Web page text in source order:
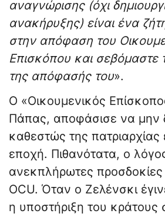
αναγνώρισης (όχι
ανακήρυξης) είναι ένα
στην απόφαση του
Επισκόπου και σεβόμαστε
της απόφασής του».
Ο «Οικουμενικός
Πάπας, αποφάσισε να μην
καθεστώς της πατριαρχίας
εποχή. Πιθανότατα, ο
ανεκπλήρωτες
OCU. Όταν ο Ζελένσκι
η υποστήριξη του κράτους